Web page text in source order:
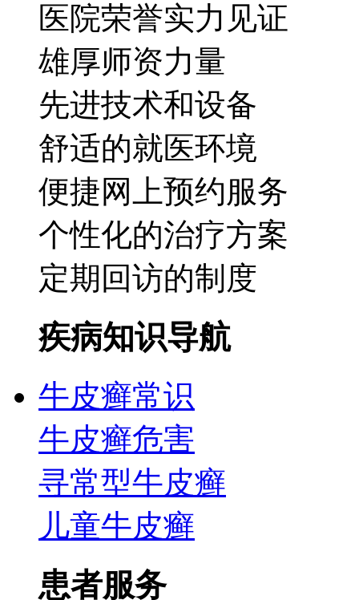
医院荣誉实力见证
雄厚师资力量
先进技术和设备
舒适的就医环境
便捷网上预约服务
个性化的治疗方案
定期回访的制度
疾病知识导航
牛皮癣常识
牛皮癣危害
寻常型牛皮癣
儿童牛皮癣
患者服务